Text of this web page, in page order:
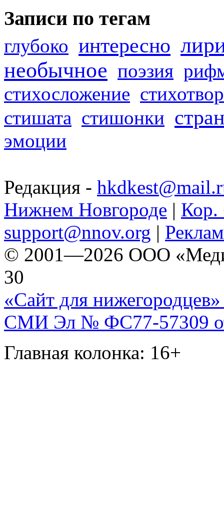
Записи по тегам
глубоко интересно
необычное поэзия
стихосложение
стишата стишонки
эмоции
Редакция -
Нижнем Новгороде | Кор.
support@nnov.org |
© 2001—2026 ООО
30
«Сайт для нижегородцев»
СМИ Эл № ФС77-57309
Главная колонка: 16+